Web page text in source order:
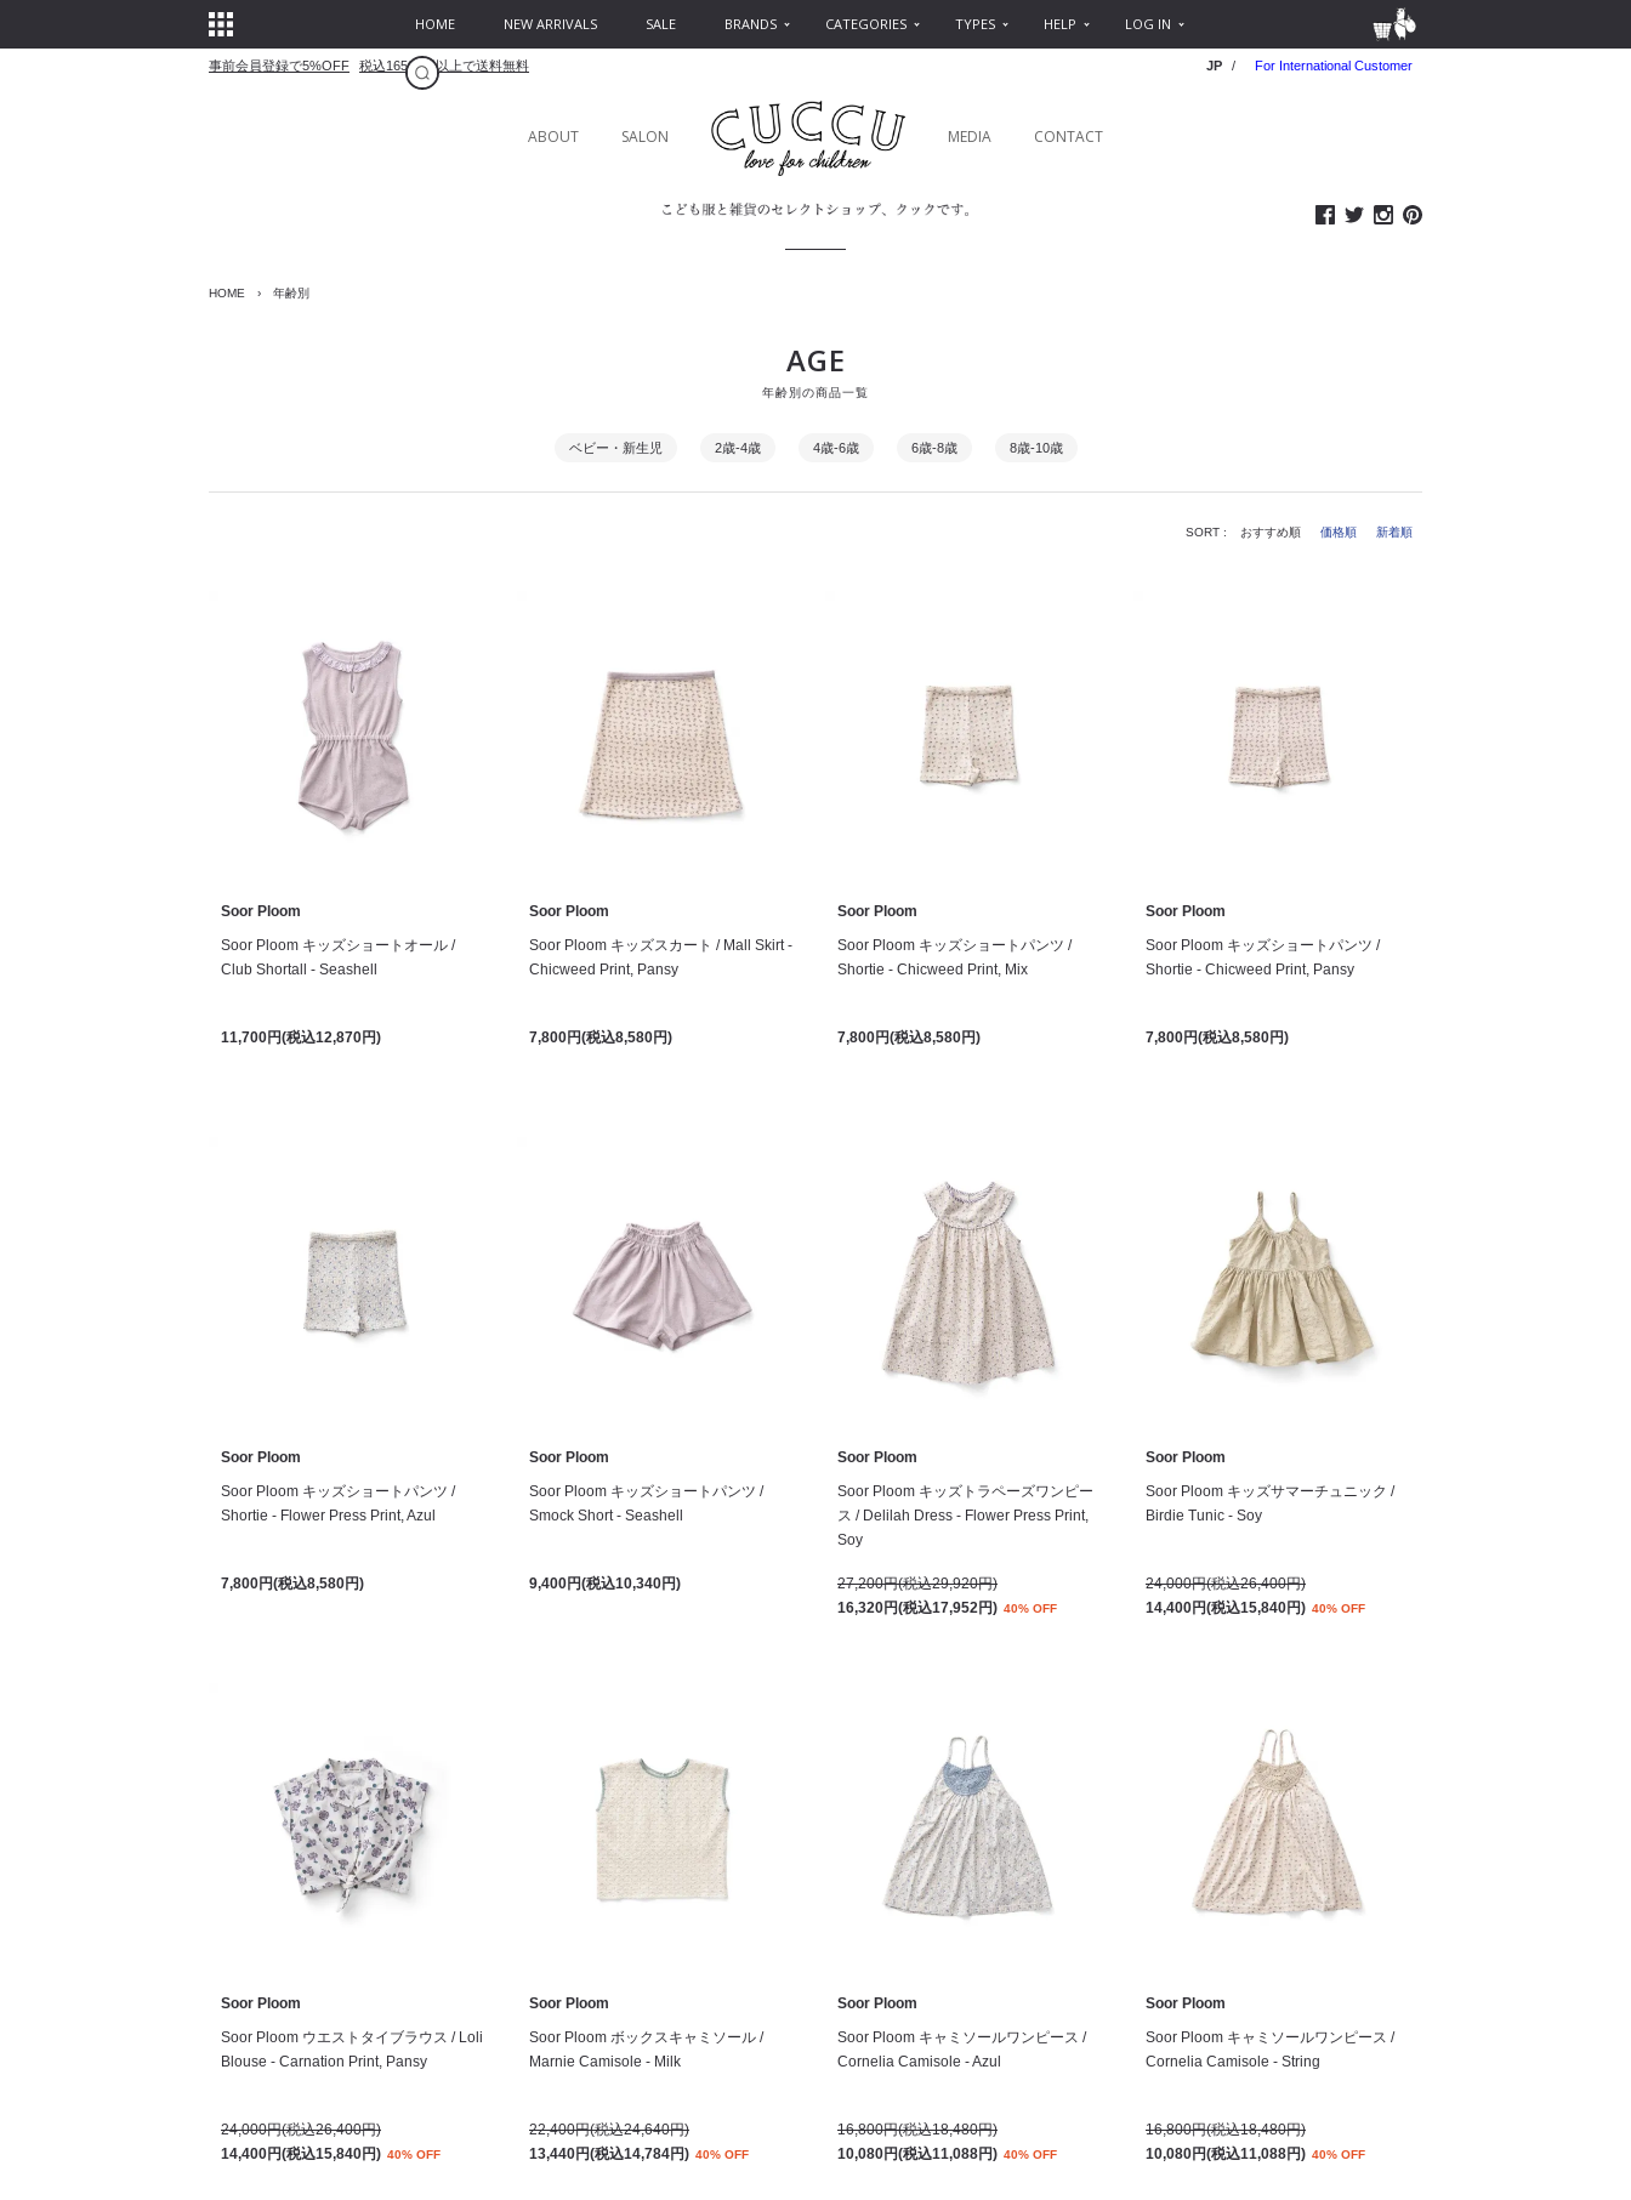
HOME NEW ARRIVALS SALE BRANDS CATEGORIES TYPES HELP LOG IN
事前会員登録で5%OFF 税込16500円以上で送料無料 JP / For International Customer
ABOUT SALON MEDIA CONTACT
HOME › 年齢別
AGE
年齢別の商品一覧
ベビー・新生児 2歳-4歳 4歳-6歳 6歳-8歳 8歳-10歳
SORT : おすすめ順 価格順 新着順
Soor Ploom
Soor Ploom キッズショートオール /
Club Shortall - Seashell
11,700円(税込12,870円)
Soor Ploom
Soor Ploom キッズスカート / Mall Skirt -
Chicweed Print, Pansy
7,800円(税込8,580円)
Soor Ploom
Soor Ploom キッズショートパンツ /
Shortie - Chicweed Print, Mix
7,800円(税込8,580円)
Soor Ploom
Soor Ploom キッズショートパンツ /
Shortie - Chicweed Print, Pansy
7,800円(税込8,580円)
Soor Ploom
Soor Ploom キッズショートパンツ /
Shortie - Flower Press Print, Azul
7,800円(税込8,580円)
Soor Ploom
Soor Ploom キッズショートパンツ /
Smock Short - Seashell
9,400円(税込10,340円)
Soor Ploom
Soor Ploom キッズトラペーズワンピー
ス / Delilah Dress - Flower Press Print,
Soy
27,200円(税込29,920円)
16,320円(税込17,952円) 40% OFF
Soor Ploom
Soor Ploom キッズサマーチュニック /
Birdie Tunic - Soy
24,000円(税込26,400円)
14,400円(税込15,840円) 40% OFF
Soor Ploom
Soor Ploom ウエストタイブラウス / Loli
Blouse - Carnation Print, Pansy
24,000円(税込26,400円)
14,400円(税込15,840円) 40% OFF
Soor Ploom
Soor Ploom ボックスキャミソール /
Marnie Camisole - Milk
22,400円(税込24,640円)
13,440円(税込14,784円) 40% OFF
Soor Ploom
Soor Ploom キャミソールワンピース /
Cornelia Camisole - Azul
16,800円(税込18,480円)
10,080円(税込11,088円) 40% OFF
Soor Ploom
Soor Ploom キャミソールワンピース /
Cornelia Camisole - String
16,800円(税込18,480円)
10,080円(税込11,088円) 40% OFF